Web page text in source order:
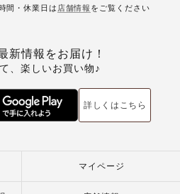
間・休業日は 店舗情報 をご覧ください
新情報をお届け！
、楽しいお買い物♪
詳しくはこちら
マイページ